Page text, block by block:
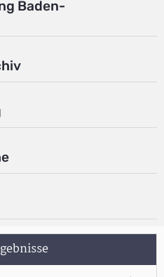
Baden-